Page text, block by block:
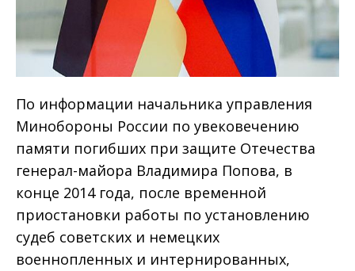
По информации начальника управления
Минобороны России по увековечению
памяти погибших при защите Отечества
генерал-майора Владимира Попова, в
конце 2014 года, после временной
приостановки работы по установлению
судеб советских и немецких
военнопленных и интернированных,